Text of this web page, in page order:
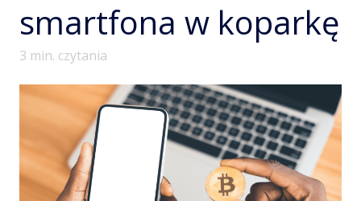
smartfona w koparkę
3 min. czytania